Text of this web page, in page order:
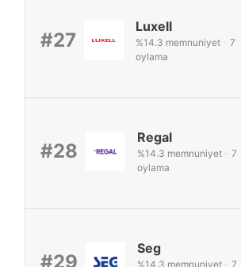
#27
Luxell
%14.3 memnuniyet - 7
oylama
#28
Regal
%14.3 memnuniyet - 7
oylama
#29
Seg
%14.3 memnuniyet - 7